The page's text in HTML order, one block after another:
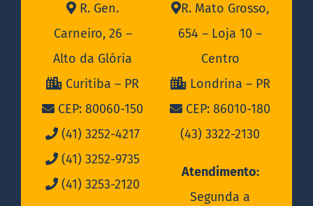
R. Gen.
Carneiro, 26 –
Alto da Glória
Curitiba – PR
CEP: 80060-150
(41) 3252-4217
(41) 3252-9735
(41) 3253-2120
R. Mato Grosso,
654 – Loja 10 –
Centro
Londrina – PR
CEP: 86010-180
(43) 3322-2130
Atendimento:
Segunda a